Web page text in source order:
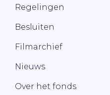
Regelingen
Besluiten
Filmarchief
Nieuws
Over het fonds